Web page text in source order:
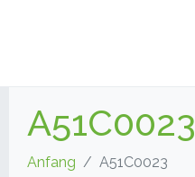
A51C0023
Anfang A51C0023